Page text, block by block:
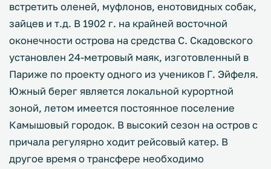
встретить оленей, муфлонов, енотовидных собак,
зайцев и т.д. В 1902 г. на крайней восточной
оконечности острова на средства С. Скадовского
установлен 24-метровый маяк, изготовленный в
Париже по проекту одного из учеников Г. Эйфеля.
Южный берег является локальной курортной
зоной, летом имеется постоянное поселение
Камышовый городок. В высокий сезон на остров с
причала регулярно ходит рейсовый катер. В
другое время о трансфере необходимо